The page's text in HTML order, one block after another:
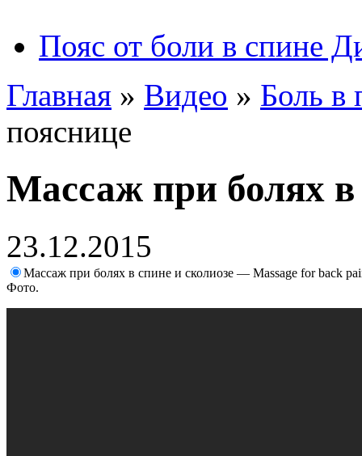
Пояс от боли в спине
Главная » Видео » Боль в
пояснице
Массаж при болях в
23.12.2015
Массаж при болях в спине и сколиозе — Massage for back
Фото.